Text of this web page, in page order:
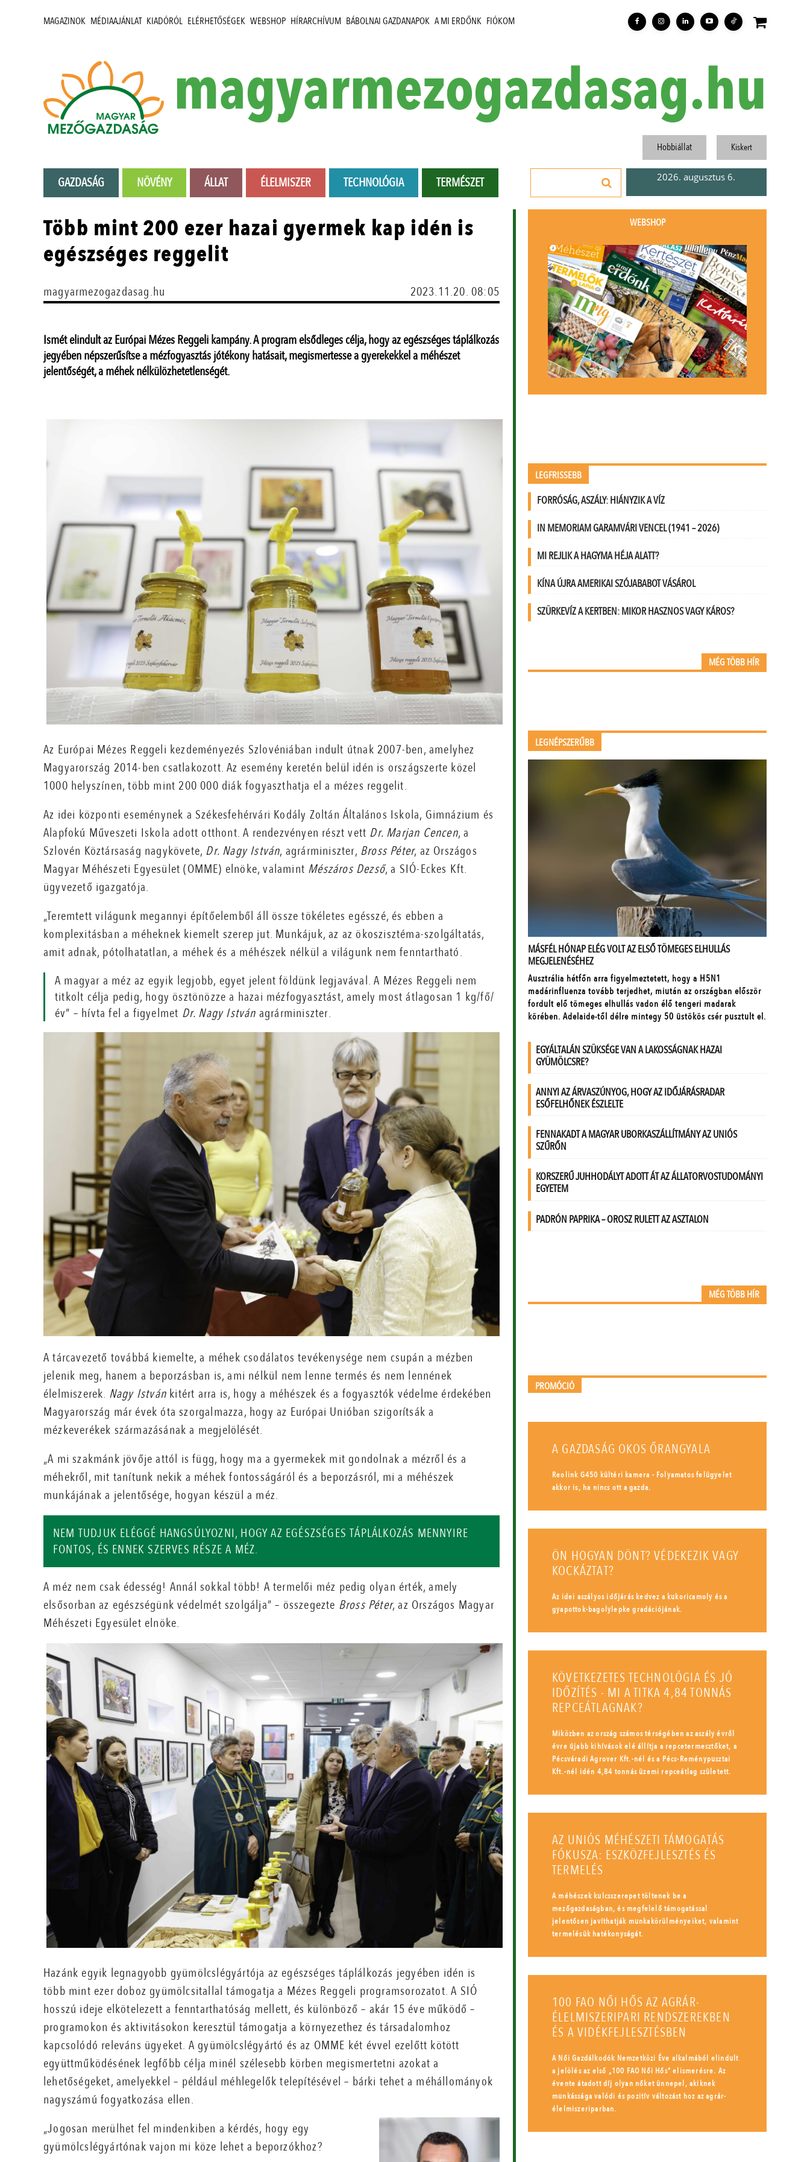
MAGAZINOK MÉDIAAJÁNLAT KIADÓRÓL ELÉRHETŐSÉGEK WEBSHOP HÍRARCHÍVUM BÁBOLNAI GAZDANAPOK A MI ERDŐNK FIÓKOM
magyarmezogazdasag.hu
GAZDASÁG NÖVÉNY ÁLLAT ÉLELMISZER TECHNOLÓGIA TERMÉSZET
Hobbiállat Kiskert
2026. augusztus 6.
Több mint 200 ezer hazai gyermek kap idén is
egészséges reggelit
magyarmezogazdasag.hu 2023.11.20. 08:05
Ismét elindult az Európai Mézes Reggeli kampány. A program elsődleges célja, hogy az egészséges táplálkozás
jegyében népszerűsítse a mézfogyasztás jótékony hatásait, megismertesse a gyerekekkel a méhészet
jelentőségét, a méhek nélkülözhetetlenségét.
Az Európai Mézes Reggeli kezdeményezés Szlovéniában indult útnak 2007-ben, amelyhez
Magyarország 2014-ben csatlakozott. Az esemény keretén belül idén is országszerte közel
1000 helyszínen, több mint 200 000 diák fogyaszthatja el a mézes reggelit.
Az idei központi eseménynek a Székesfehérvári Kodály Zoltán Általános Iskola, Gimnázium és
Alapfokú Műveszeti Iskola adott otthont. A rendezvényen részt vett Dr. Marjan Cencen, a
Szlovén Köztársaság nagykövete, Dr. Nagy István, agrárminiszter, Bross Péter, az Országos
Magyar Méhészeti Egyesület (OMME) elnöke, valamint Mészáros Dezső, a SIÓ-Eckes Kft.
ügyvezető igazgatója.
„Teremtett világunk megannyi építőelemből áll össze tökéletes egésszé, és ebben a
komplexitásban a méheknek kiemelt szerep jut. Munkájuk, az az ökoszisztéma-szolgáltatás,
amit adnak, pótolhatatlan, a méhek és a méhészek nélkül a világunk nem fenntartható.
A magyar a méz az egyik legjobb, egyet jelent földünk legjavával. A Mézes Reggeli nem
titkolt célja pedig, hogy ösztönözze a hazai mézfogyasztást, amely most átlagosan 1 kg/fő/
év” – hívta fel a figyelmet Dr. Nagy István agrárminiszter.
A tárcavezető továbbá kiemelte, a méhek csodálatos tevékenysége nem csupán a mézben
jelenik meg, hanem a beporzásban is, ami nélkül nem lenne termés és nem lennének
élelmiszerek. Nagy István kitért arra is, hogy a méhészek és a fogyasztók védelme érdekében
Magyarország már évek óta szorgalmazza, hogy az Európai Unióban szigorítsák a
mézkeverékek származásának a megjelölését.
„A mi szakmánk jövője attól is függ, hogy ma a gyermekek mit gondolnak a mézről és a
méhekről, mit tanítunk nekik a méhek fontosságáról és a beporzásról, mi a méhészek
munkájának a jelentősége, hogyan készül a méz.
NEM TUDJUK ELÉGGÉ HANGSÚLYOZNI, HOGY AZ EGÉSZSÉGES TÁPLÁLKOZÁS MENNYIRE
FONTOS, ÉS ENNEK SZERVES RÉSZE A MÉZ.
A méz nem csak édesség! Annál sokkal több! A termelői méz pedig olyan érték, amely
elsősorban az egészségünk védelmét szolgálja” – összegezte Bross Péter, az Országos Magyar
Méhészeti Egyesület elnöke.
Hazánk egyik legnagyobb gyümölcslégyártója az egészséges táplálkozás jegyében idén is
több mint ezer doboz gyümölcsitallal támogatja a Mézes Reggeli programsorozatot. A SIÓ
hosszú ideje elkötelezett a fenntarthatóság mellett, és különböző – akár 15 éve működő –
programokon és aktivitásokon keresztül támogatja a környezethez és társadalomhoz
kapcsolódó releváns ügyeket. A gyümölcslégyártó és az OMME két évvel ezelőtt kötött
együttműködésének legfőbb célja minél szélesebb körben megismertetni azokat a
lehetőségeket, amelyekkel – például méhlegelők telepítésével – bárki tehet a méhállományok
nagyszámú fogyatkozása ellen.
„Jogosan merülhet fel mindenkiben a kérdés, hogy egy
gyümölcslégyártónak vajon mi köze lehet a beporzókhoz?
WEBSHOP
LEGFRISSEBB
FORRÓSÁG, ASZÁLY: HIÁNYZIK A VÍZ
IN MEMORIAM GARAMVÁRI VENCEL (1941 – 2026)
MI REJLIK A HAGYMA HÉJA ALATT?
KÍNA ÚJRA AMERIKAI SZÓJABABOT VÁSÁROL
SZÜRKEVÍZ A KERTBEN: MIKOR HASZNOS VAGY KÁROS?
MÉG TÖBB HÍR
LEGNÉPSZERŰBB
MÉG TÖBB HÍR
PROMÓCIÓ
A GAZDASÁG OKOS ŐRANGYALA
Reolink G450 kültéri kamera - Folyamatos felügyelet
akkor is, ha nincs ott a gazda.
ÖN HOGYAN DÖNT? VÉDEKEZIK VAGY
KOCKÁZTAT?
Az idei aszályos időjárás kedvez a kukoricamoly és a
gyapottok-bagolylepke gradációjának.
KÖVETKEZETES TECHNOLÓGIA ÉS JÓ
IDŐZÍTÉS - MI A TITKA 4,84 TONNÁS
REPCEÁTLAGNAK?
Miközben az ország számos térségében az aszály évről
évre újabb kihívások elé állítja a repcetermesztőket, a
Pécsváradi Agrover Kft.-nél és a Pécs-Reménypusztai
Kft.-nél idén 4,84 tonnás üzemi repceátlag született.
AZ UNIÓS MÉHÉSZETI TÁMOGATÁS
FÓKUSZA: ESZKÖZFEJLESZTÉS ÉS
TERMELÉS
A méhészek kulcsszerepet töltenek be a
mezőgazdaságban, és megfelelő támogatással
jelentősen javíthatják munkakörülményeiket, valamint
termelésük hatékonyságát.
100 FAO NŐI HŐS AZ AGRÁR-
ÉLELMISZERIPARI RENDSZEREKBEN
ÉS A VIDÉKFEJLESZTÉSBEN
A Női Gazdálkodók Nemzetközi Éve alkalmából elindult
a jelölés az első „100 FAO Női Hős” elismerésre. Az
évente átadott díj olyan nőket ünnepel, akiknek
munkássága valódi és pozitív változást hoz az agrár-
élelmiszeriparban.